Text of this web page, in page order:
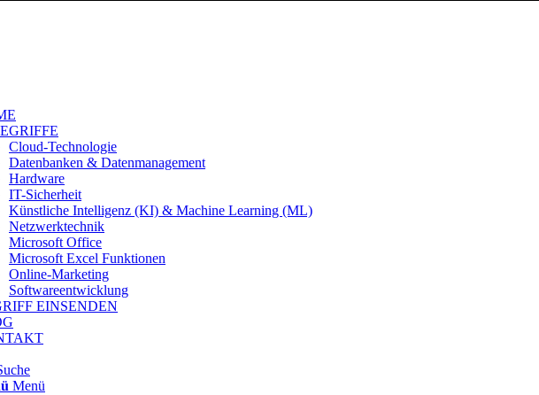
Cloud-Technologie
Datenbanken & Datenmanagement
Hardware
IT-Sicherheit
Künstliche Intelligenz (KI) & Machine Learning (ML)
Netzwerktechnik
Microsoft Office
Microsoft Excel Funktionen
Online-Marketing
Softwareentwicklung
EINSENDEN
Menü